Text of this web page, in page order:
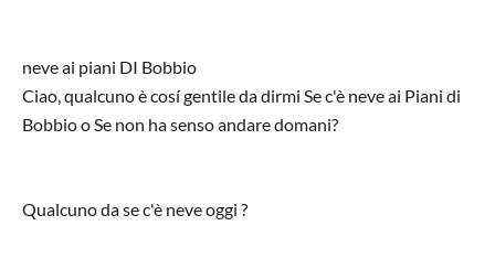
neve ai piani DI Bobbio
Ciao, qualcuno è cosí gentile da dirmi Se c'è neve ai Piani di
Bobbio o Se non ha senso andare domani?
Qualcuno da se c'è neve oggi ?